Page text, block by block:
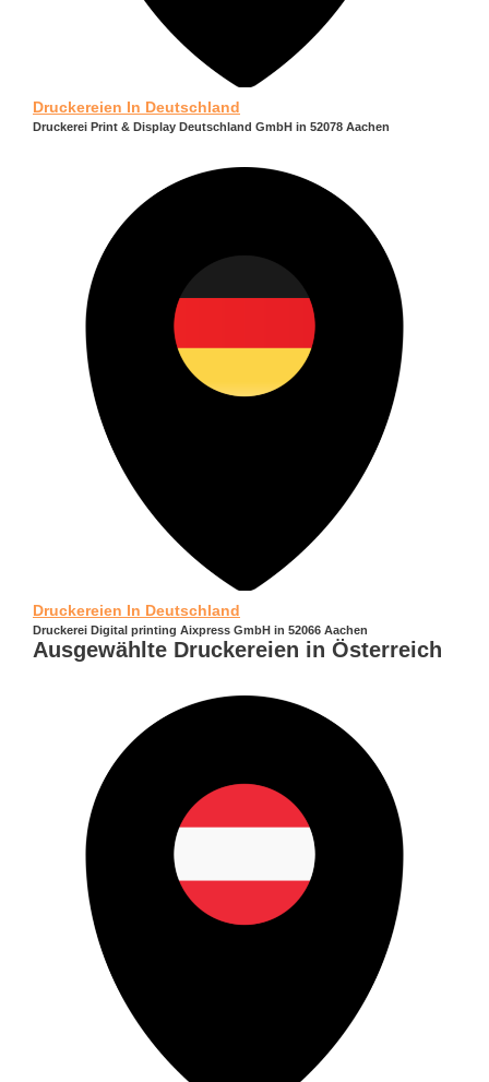
Druckereien In Deutschland
Druckerei Print & Display Deutschland GmbH in 52078 Aachen
Druckereien In Deutschland
Druckerei Digital printing Aixpress GmbH in 52066 Aachen
Ausgewählte Druckereien in Österreich